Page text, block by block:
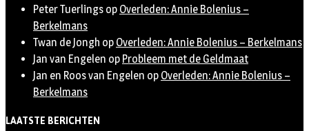
Peter Tuerlings op Overleden: Annie Bolenius –
Berkelmans
Twan de Jongh op Overleden: Annie Bolenius – Berkelmans
Jan van Engelen op Probleem met de Geldmaat
Jan en Roos van Engelen op Overleden: Annie Bolenius –
Berkelmans
LAATSTE BERICHTEN